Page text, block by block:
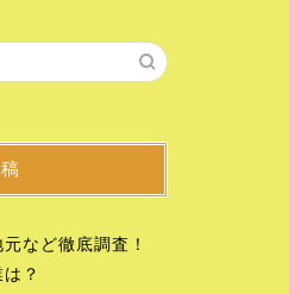
など徹底調査！
？